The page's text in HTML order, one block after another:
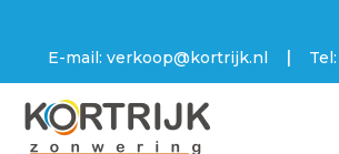
E-mail: verkoop@kortrijk.nl | Tel:
Hoe